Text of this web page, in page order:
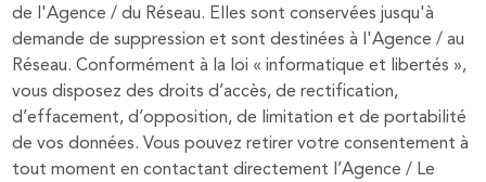
de l'Agence / du Réseau. Elles sont conservées jusqu'à
demande de suppression et sont destinées à l'Agence / au
Réseau. Conformément à la loi « informatique et libertés »,
vous disposez des droits d’accès, de rectification,
d’effacement, d’opposition, de limitation et de portabilité
de vos données. Vous pouvez retirer votre consentement à
tout moment en contactant directement l’Agence / Le